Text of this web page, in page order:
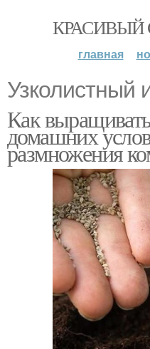
КРАСИВЫЙ
главная
Узколистный
Как
домашних
размножения